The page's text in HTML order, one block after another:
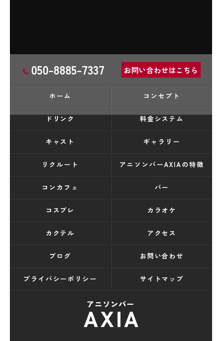
050-8885-7337 お問い合わせはこちら
ホーム コンセプト
ドリンク 料金システム
キャスト ギャラリー
リクルート アニソンバーAXIAの特徴
コンカフェ バー
コスプレ カラオケ
カクテル アクセス
ブログ お問い合わせ
プライバシーポリシー サイトマップ